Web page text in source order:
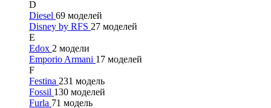
D
Diesel 69 моделей
Disney by RFS 27 моделей
E
Edox 2 модели
Emporio Armani 17 моделей
F
Festina 231 модель
Fossil 130 моделей
Furla 71 модель